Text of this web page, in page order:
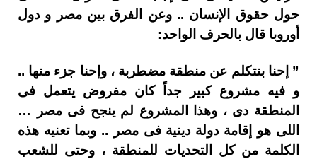
حول حقوق الإنسان .. وعن الفرق بين مصر و دول
أوروبا قال بالحرف الواحد:
” إحنا بنتكلم عن منطقة مضطربة ، وإحنا جزء منها ..
و فيه مشروع كبير جداً كان مفروض يتعمل فى
المنطقة دى ، وهذا المشروع لم ينجح فى مصر …
اللى هو إقامة دولة دينية فى مصر .. وبما تعنيه هذه
الكلمة من كل التحديات للمنطقة ، وحتى للشعب